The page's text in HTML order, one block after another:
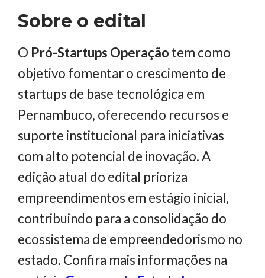
Sobre o edital
O Pró-Startups Operação tem como
objetivo fomentar o crescimento de
startups de base tecnológica em
Pernambuco, oferecendo recursos e
suporte institucional para iniciativas
com alto potencial de inovação. A
edição atual do edital prioriza
empreendimentos em estágio inicial,
contribuindo para a consolidação do
ecossistema de empreendedorismo no
estado. Confira mais informações na